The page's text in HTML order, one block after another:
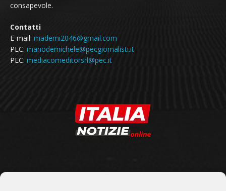
consapevole.
Contatti
E-mail: mademi2046@gmail.com
PEC: mariodemichele@pecgiornalisti.it
PEC: mediacomeditorsrl@pec.it